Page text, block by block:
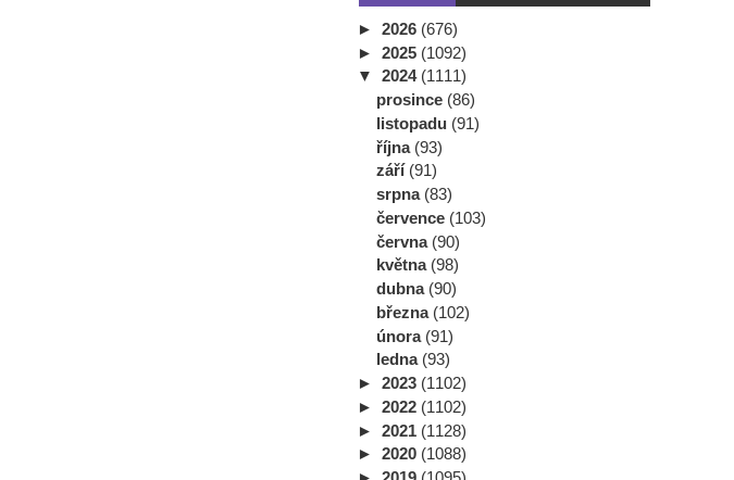
► 2026 (676)
► 2025 (1092)
▼ 2024 (1111)
prosince (86)
listopadu (91)
října (93)
září (91)
srpna (83)
července (103)
června (90)
května (98)
dubna (90)
března (102)
února (91)
ledna (93)
► 2023 (1102)
► 2022 (1102)
► 2021 (1128)
► 2020 (1088)